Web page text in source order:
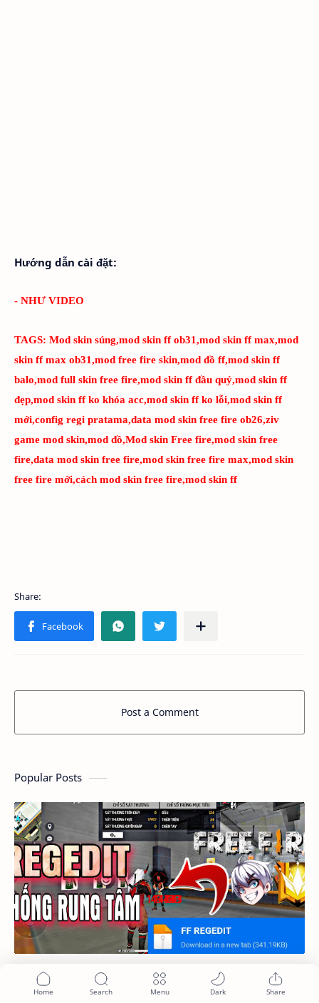
Hướng dẫn cài đặt:
- NHƯ VIDEO
TAGS: Mod skin súng,mod skin ff ob31,mod skin ff max,mod
skin ff max ob31,mod free fire skin,mod đồ ff,mod skin ff
balo,mod full skin free fire,mod skin ff đầu quỷ,mod skin ff
đẹp,mod skin ff ko khóa acc,mod skin ff ko lỗi,mod skin ff
mới,config regi pratama,data mod skin free fire ob26,ziv
game mod skin,mod đồ,Mod skin Free fire,mod skin free
fire,data mod skin free fire,mod skin free fire max,mod skin
free fire mới,cách mod skin free fire,mod skin ff
Post a Comment
Popular Posts
Data Regedit FF Đạn Thẳng Chống Rung Tâm,